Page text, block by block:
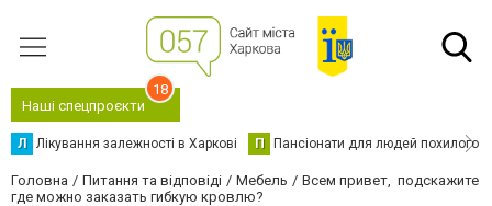
Наші спецпроєкти
18
Л Лікування залежності в Харкові П Пансіонати для людей похилого
Головна Питання та відповіді Мебель
Всем привет, подскажите
где можно заказать гибкую кровлю?